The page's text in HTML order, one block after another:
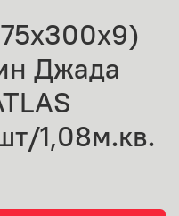
Джада
1,08м.кв.